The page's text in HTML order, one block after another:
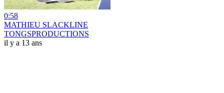
0:58
MATHIEU SLACKLINE
TONGSPRODUCTIONS
il y a 13 ans